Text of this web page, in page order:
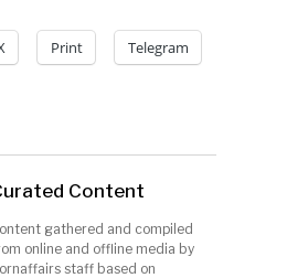
Print Telegram
Content
gathered and compiled
online and offline media by
staff based on